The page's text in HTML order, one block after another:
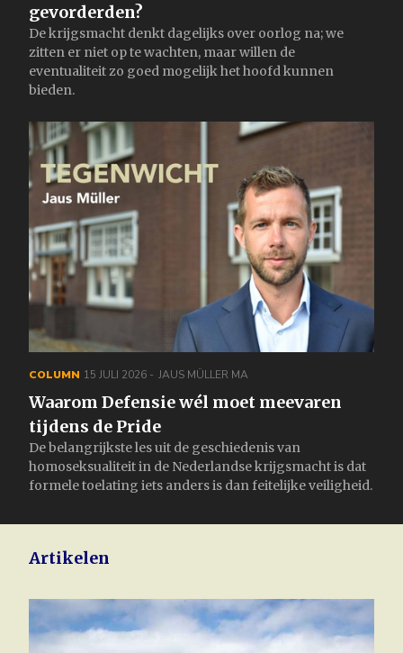
gevorderden?
De krijgsmacht denkt dagelijks over oorlog na; we
zitten er niet op te wachten, maar willen de
eventualiteit zo goed mogelijk het hoofd kunnen
bieden.
COLUMN 15 JULI 2026 JAUS MÜLLER MA
Waarom Defensie wél moet meevaren
tijdens de Pride
De belangrijkste les uit de geschiedenis van
homoseksualiteit in de Nederlandse krijgsmacht is dat
formele toelating iets anders is dan feitelijke veiligheid.
Artikelen